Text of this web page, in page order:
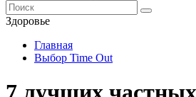
Здоровье
Главная
Выбор Time Out